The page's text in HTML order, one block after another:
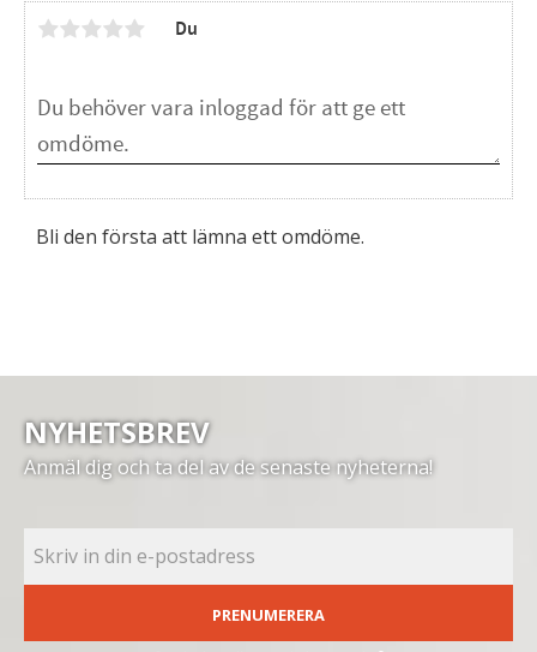
Du
Bli den första att lämna ett omdöme.
NYHETSBREV
Anmäl dig och ta del av de senaste nyheterna!
PRENUMERERA